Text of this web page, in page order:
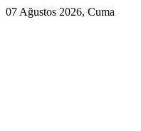
07 Ağustos 2026, Cuma